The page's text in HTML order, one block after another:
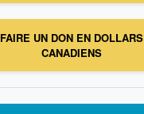
FAIRE UN DON EN DOLLARS
CANADIENS